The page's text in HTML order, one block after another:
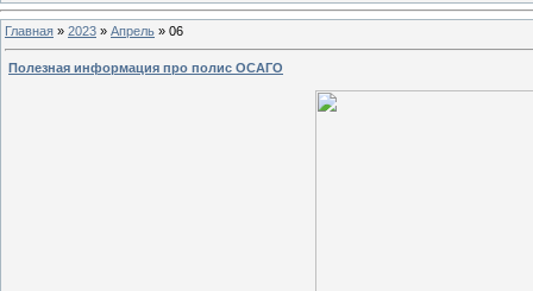
Главная » 2023 » Апрель » 06
Полезная информация про полис ОСАГО